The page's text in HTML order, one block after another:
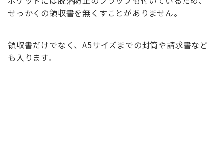
せっかくの領収書を無くすことがありません。
領収書だけでなく、A5サイズまでの封筒や請求書など
も入ります。